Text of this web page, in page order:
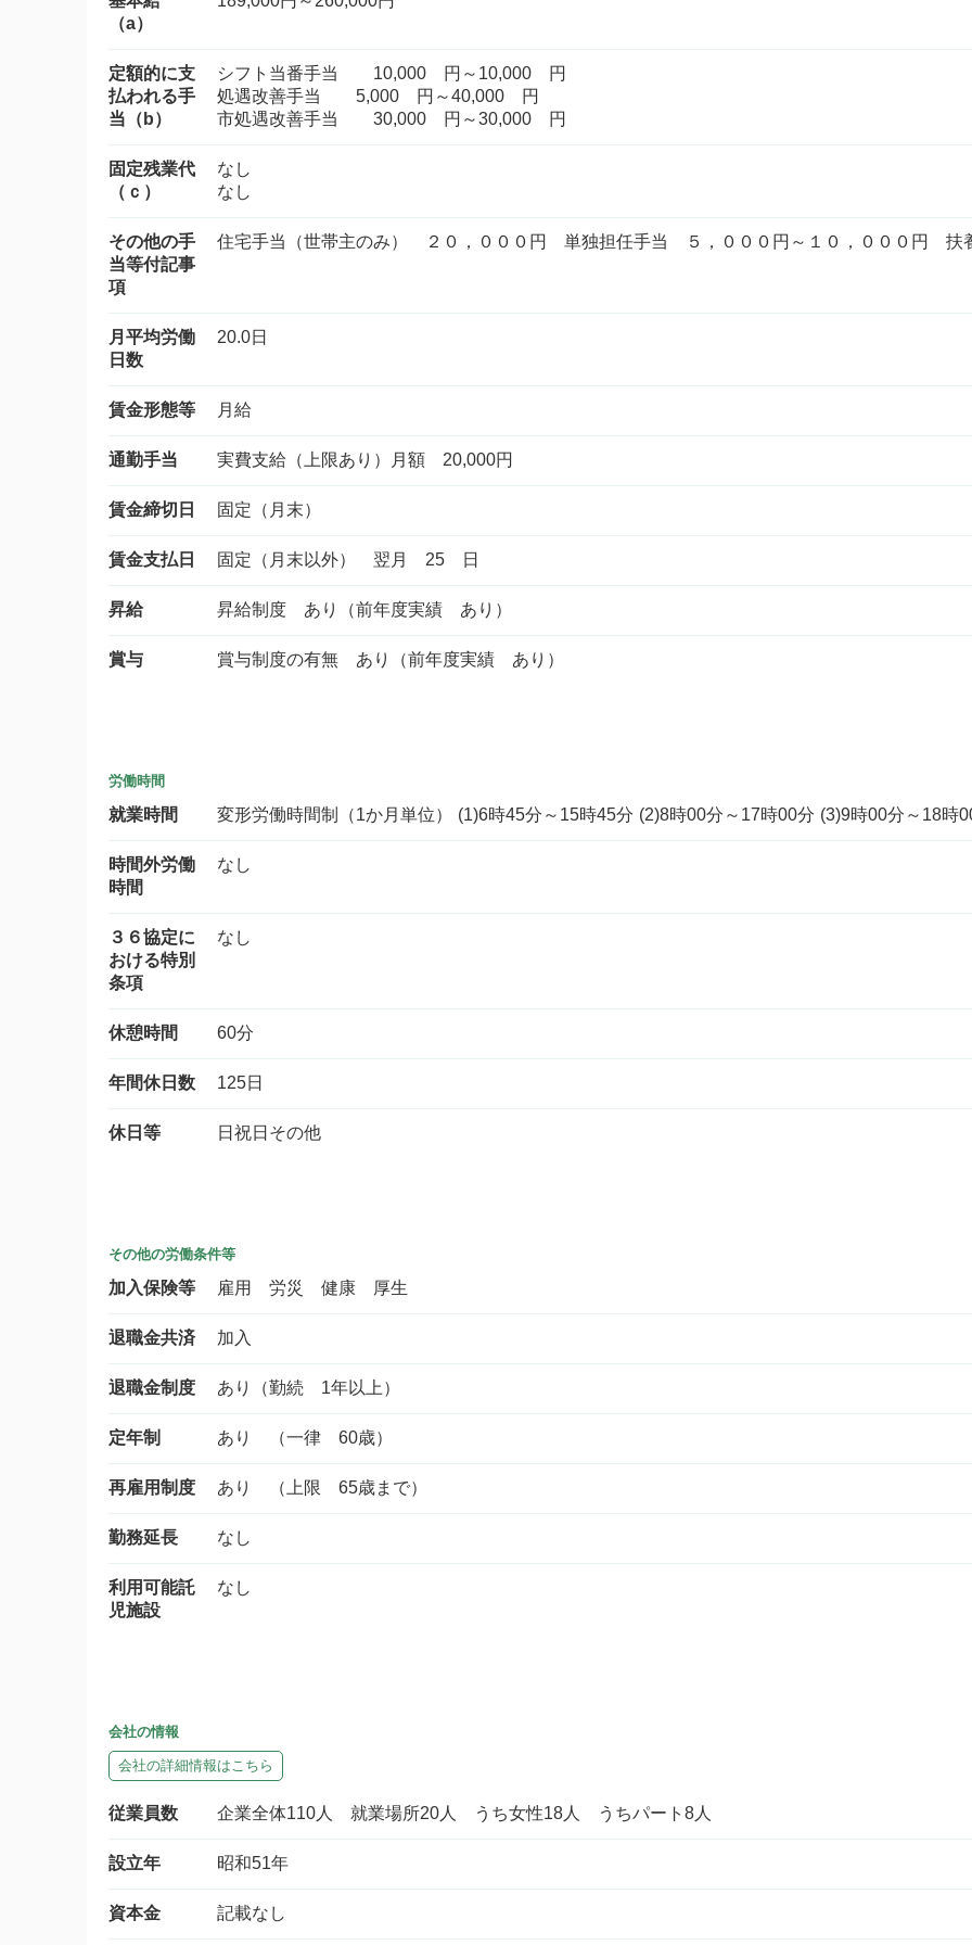
（a）
定額的に支
払われる手
当（b）
シフト当番手当 10,000 円～10,000 円
処遇改善手当 5,000 円～40,000 円
市処遇改善手当 30,000 円～30,000 円
固定残業代
（ｃ）
なし
なし
その他の手
当等付記事
項
住宅手当（世帯主のみ） ２０，０００円 単独担任手当 ５，０００円～１０，０００円 扶
月平均労働
日数
20.0日
賃金形態等 月給
通勤手当 実費支給（上限あり）月額 20,000円
賃金締切日 固定（月末）
賃金支払日 固定（月末以外） 翌月 25 日
昇給 昇給制度 あり（前年度実績 あり）
賞与 賞与制度の有無 あり（前年度実績 あり）
労働時間
就業時間 変形労働時間制（1か月単位） (1)6時45分～15時45分 (2)8時00分～17時00分 (3)9時00分～18時
時間外労働
時間
なし
３６協定に
おける特別
条項
なし
休憩時間 60分
年間休日数 125日
休日等 日祝日その他
その他の労働条件等
加入保険等 雇用 労災 健康 厚生
退職金共済 加入
退職金制度 あり（勤続 1年以上）
定年制 あり （一律 60歳）
再雇用制度 あり （上限 65歳まで）
勤務延長 なし
利用可能託
児施設
なし
会社の情報
会社の詳細情報はこちら
従業員数 企業全体110人 就業場所20人 うち女性18人 うちパート8人
設立年 昭和51年
資本金 記載なし